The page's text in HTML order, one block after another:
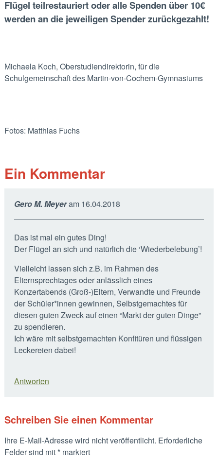
Flügel teilrestauriert oder alle Spenden über 10€
werden an die jeweiligen Spender zurückgezahlt!
Michaela Koch, Oberstudiendirektorin, für die
Schulgemeinschaft des Martin-von-Cochem-Gymnasiums
Fotos: Matthias Fuchs
Ein Kommentar
Gero M. Meyeram 16.04.2018
Das ist mal ein gutes Ding!
Der Flügel an sich und natürlich die ‘Wiederbelebung’!
Vielleicht lassen sich z.B. im Rahmen des
Elternsprechtages oder anlässlich eines
Konzertabends (Groß-)Eltern, Verwandte und Freunde
der Schüler*innen gewinnen, Selbstgemachtes für
diesen guten Zweck auf einen “Markt der guten Dinge”
zu spendieren.
Ich wäre mit selbstgemachten Konfitüren und flüssigen
Leckereien dabei!
Antworten
Schreiben Sie einen Kommentar
Ihre E-Mail-Adresse wird nicht veröffentlicht. Erforderliche
Felder sind mit *markiert